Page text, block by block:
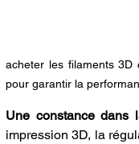
acheter les filaments 3D
pour garantir la
Une constance dans
impression 3D, la